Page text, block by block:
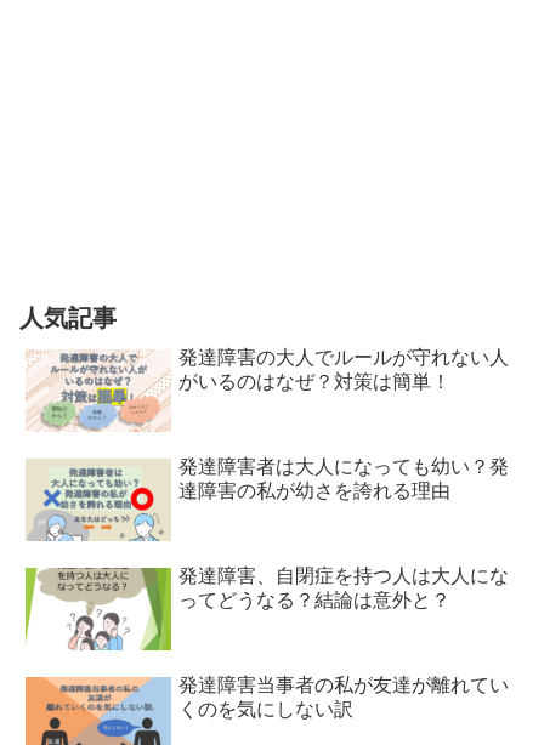
人気記事
発達障害の大人でルールが守れない人
がいるのはなぜ？対策は簡単！
発達障害者は大人になっても幼い？発
達障害の私が幼さを誇れる理由
発達障害、自閉症を持つ人は大人にな
ってどうなる？結論は意外と？
発達障害当事者の私が友達が離れてい
くのを気にしない訳